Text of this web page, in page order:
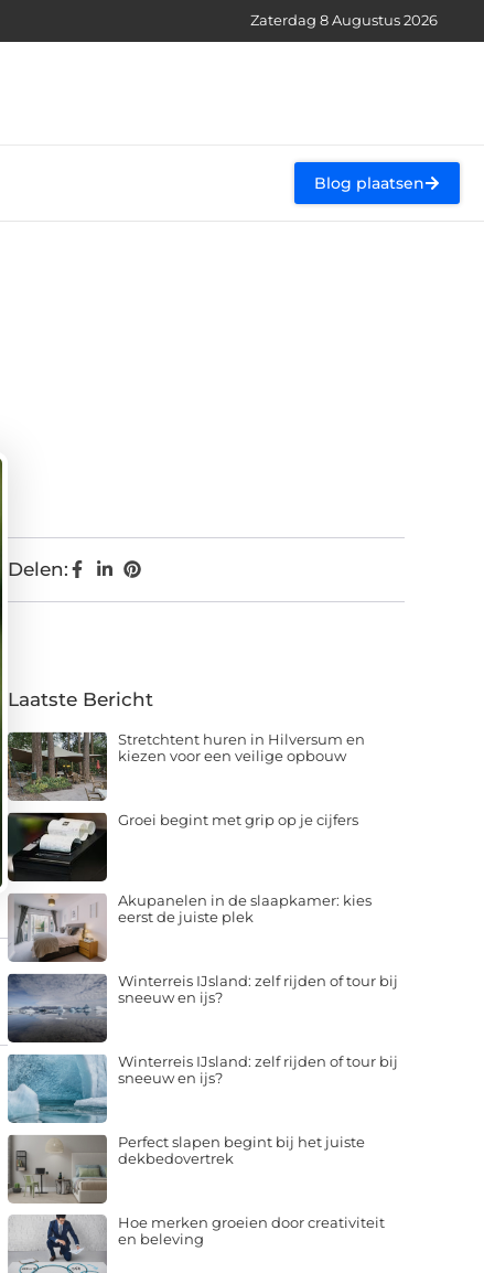
Zaterdag 8 Augustus 2026
Blog plaatsen
Delen:
Laatste Bericht
Stretchtent huren in Hilversum en
kiezen voor een veilige opbouw
Groei begint met grip op je cijfers
Akupanelen in de slaapkamer: kies
eerst de juiste plek
Winterreis IJsland: zelf rijden of tour bij
sneeuw en ijs?
Winterreis IJsland: zelf rijden of tour bij
sneeuw en ijs?
Perfect slapen begint bij het juiste
dekbedovertrek
Hoe merken groeien door creativiteit
en beleving